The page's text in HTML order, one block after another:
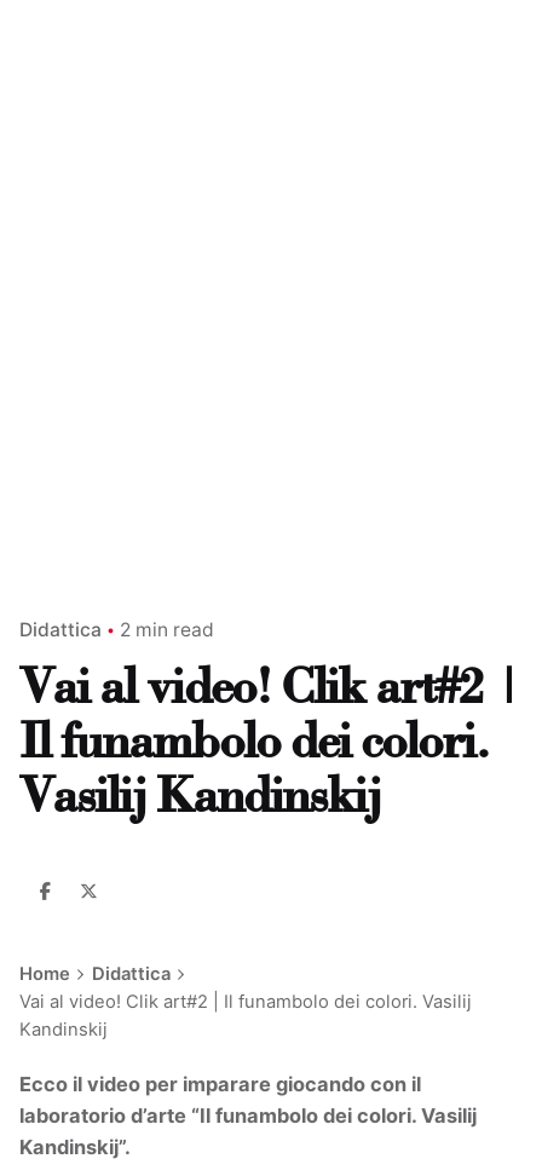
Didattica 2 min read
Vai al video! Clik art#2 |
Il funambolo dei colori.
Vasilij Kandinskij
Home
Didattica
Vai al video! Clik art#2 | Il funambolo dei colori. Vasilij
Kandinskij
Ecco il video per imparare giocando con il
laboratorio d’arte “Il funambolo dei colori. Vasilij
Kandinskij”.